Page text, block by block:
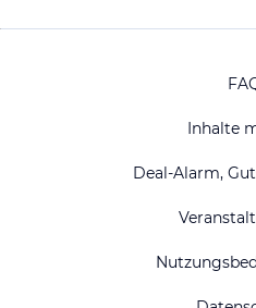
Inhalte
Deal-Alarm,